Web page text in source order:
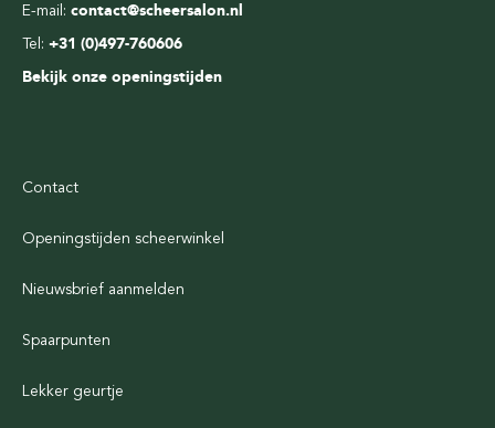
E-mail: contact@scheersalon.nl
Tel: +31 (0)497-760606
Bekijk onze openingstijden
Contact
Openingstijden scheerwinkel
Nieuwsbrief aanmelden
Spaarpunten
Lekker geurtje